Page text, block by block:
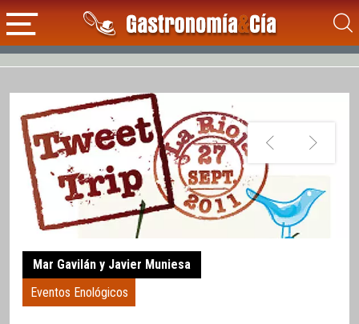
Mar Gavilán y Javier Muniesa
Eventos Enológicos